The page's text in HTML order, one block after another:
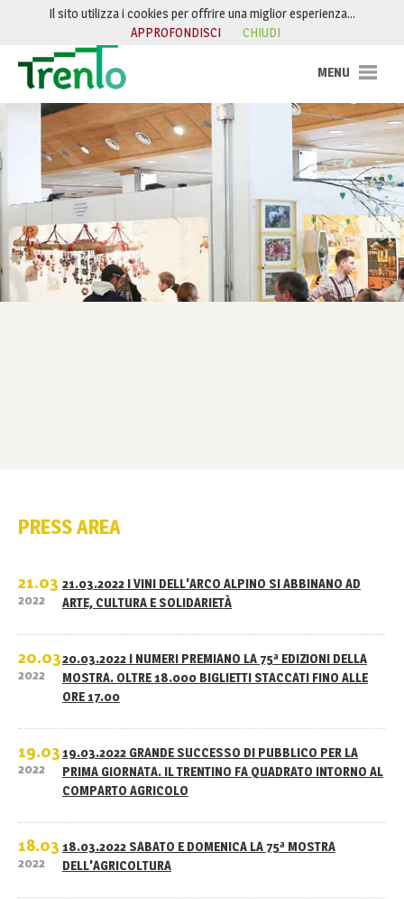
Salta al contenuto
PRESS AREA
21.03
2022
21.03.2022 I VINI DELL'ARCO ALPINO SI ABBINANO AD
ARTE, CULTURA E SOLIDARIETÀ
20.03
2022
20.03.2022 I NUMERI PREMIANO LA 75ª EDIZIONI DELLA
MOSTRA. OLTRE 18.000 BIGLIETTI STACCATI FINO ALLE
ORE 17.00
19.03
2022
19.03.2022 GRANDE SUCCESSO DI PUBBLICO PER LA
PRIMA GIORNATA. IL TRENTINO FA QUADRATO INTORNO AL
COMPARTO AGRICOLO
18.03
2022
18.03.2022 SABATO E DOMENICA LA 75ª MOSTRA
DELL'AGRICOLTURA
Il sito utilizza i cookies per offrire una miglior esperienza…
APPROFONDISCI
CHIUDI